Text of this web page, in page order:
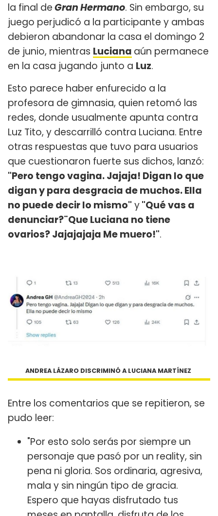
la final deGran Hermano. Sin embargo, su
juego perjudicó a la participante y ambas
debieron abandonar la casa el domingo 2
de junio, mientras Luciana aún permanece
en la casa jugando junto a Luz.
Esto parece haber enfurecido a la
profesora de gimnasia, quien retomó las
redes, donde usualmente apunta contra
Luz Tito, y descarrilló contra Luciana. Entre
otras respuestas que tuvo para usuarios
que cuestionaron fuerte sus dichos, lanzó:
"Pero tengo vagina. Jajaja! Digan lo que
digan y para desgracia de muchos. Ella
no puede decir lo mismo" y"Qué vas a
denunciar?¨Que Luciana no tiene
ovarios? Jajajajaja Me muero!".
ANDREA LÁZARO DISCRIMINÓ A LUCIANA MARTÍNEZ
Entre los comentarios que se repitieron, se
pudo leer:
"Por esto solo serás por siempre un
personaje que pasó por un reality, sin
pena ni gloria. Sos ordinaria, agresiva,
mala y sin ningún tipo de gracia.
Espero que hayas disfrutado tus